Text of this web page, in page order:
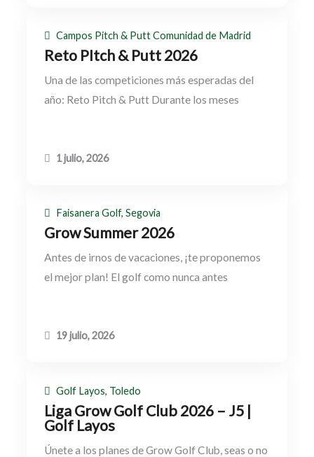
Campos Pitch & Putt Comunidad de Madrid
Reto PItch & Putt 2026
Una de las competiciones más esperadas del
año: Reto Pitch & Putt Durante los meses
1 julio, 2026
Faisanera Golf, Segovia
Grow Summer 2026
Antes de irnos de vacaciones, ¡te proponemos
el mejor plan! El golf como nunca antes
19 julio, 2026
Golf Layos, Toledo
Liga Grow Golf Club 2026 – J5 |
Golf Layos
Únete a los planes de Grow Golf Club, seas o no